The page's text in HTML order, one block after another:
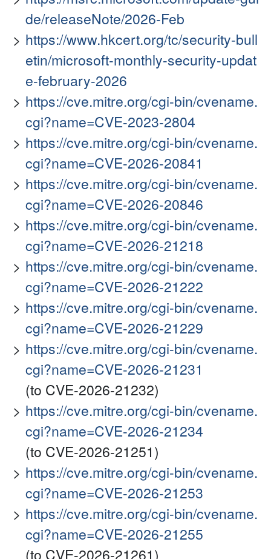
de/releaseNote/2026-Feb
https://www.hkcert.org/tc/security-bull
etin/microsoft-monthly-security-updat
e-february-2026
https://cve.mitre.org/cgi-bin/cvename.
cgi?name=CVE-2023-2804
https://cve.mitre.org/cgi-bin/cvename.
cgi?name=CVE-2026-20841
https://cve.mitre.org/cgi-bin/cvename.
cgi?name=CVE-2026-20846
https://cve.mitre.org/cgi-bin/cvename.
cgi?name=CVE-2026-21218
https://cve.mitre.org/cgi-bin/cvename.
cgi?name=CVE-2026-21222
https://cve.mitre.org/cgi-bin/cvename.
cgi?name=CVE-2026-21229
https://cve.mitre.org/cgi-bin/cvename.
cgi?name=CVE-2026-21231
(to CVE-2026-21232)
https://cve.mitre.org/cgi-bin/cvename.
cgi?name=CVE-2026-21234
(to CVE-2026-21251)
https://cve.mitre.org/cgi-bin/cvename.
cgi?name=CVE-2026-21253
https://cve.mitre.org/cgi-bin/cvename.
cgi?name=CVE-2026-21255
(to CVE-2026-21261)